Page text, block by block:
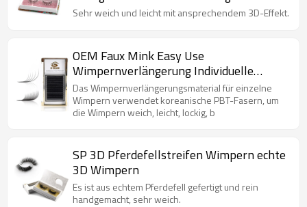
Wimpern mit Custom
Sehr weich und leicht mit ansprechendem 3D-Effekt.
OEM Faux Mink Easy Use
Wimpernverlängerung Individuelle
Wimpernverlängerung Für Weihnachten
Das Wimpernverlängerungsmaterial für einzelne
Wimpern verwendet koreanische PBT-Fasern, um
die Wimpern weich, leicht, lockig, b
SP 3D Pferdefellstreifen Wimpern echte
3D Wimpern
Es ist aus echtem Pferdefell gefertigt und rein
handgemacht, sehr weich.